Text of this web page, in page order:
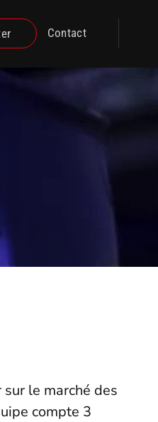
Contact
le marché des
compte 3